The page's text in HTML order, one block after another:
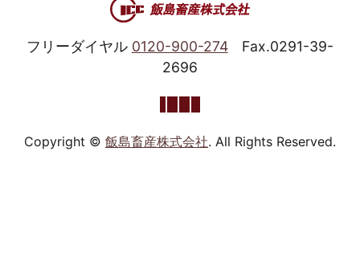
フリーダイヤル 0120-900-274
Fax.0291-39-
2696
Copyright © 飯島畜産株式会社. All Rights Reserved.